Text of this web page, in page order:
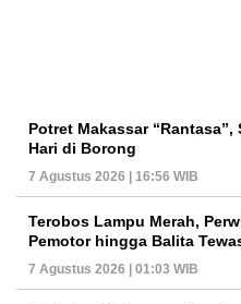
Potret Makassar
Hari di Borong
7 Agustus 2026 | 16:56 WIB
Terobos Lampu Merah,
Pemotor hingga Balita
7 Agustus 2026 | 01:03 WIB